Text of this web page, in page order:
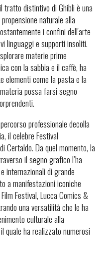
tratto distintivo di Ghibli è una
naturale alla
i confini dell'arte
linguaggi e supporti insoliti.
materie prime
con la sabbia e il caffè, ha
elementi come la pasta e la
possa farsi segno
professionale decolla
il celebre Festival
Certaldo. Da quel momento, la
il segno grafico l’ha
internazionali di grande
a manifestazioni iconiche
Festival, Lucca Comics &
una versatilità che le ha
culturale alla
quale ha realizzato numerosi